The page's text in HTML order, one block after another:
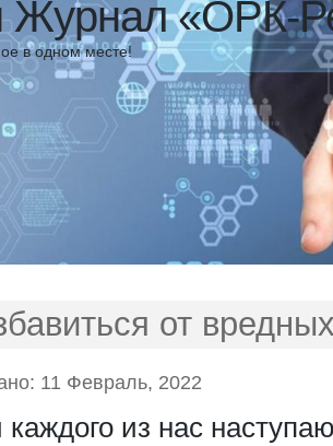
Журнал «ОРК-
в одном месте!
от
11 Февраль, 2022
из нас